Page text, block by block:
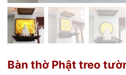
Bàn thờ Phật treo